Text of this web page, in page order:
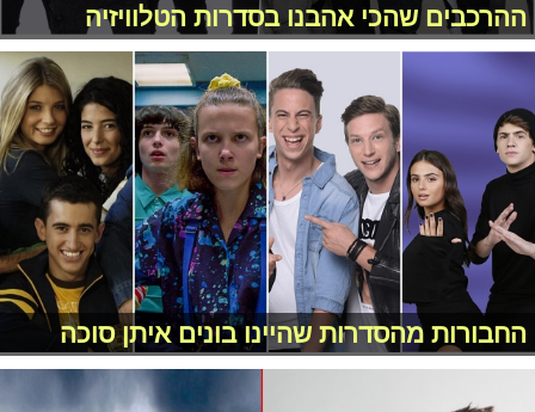
ההרכבים שהכי אהבנו בסדרות הטלוויזיה
החבורות מהסדרות שהיינו בונים איתן סוכה